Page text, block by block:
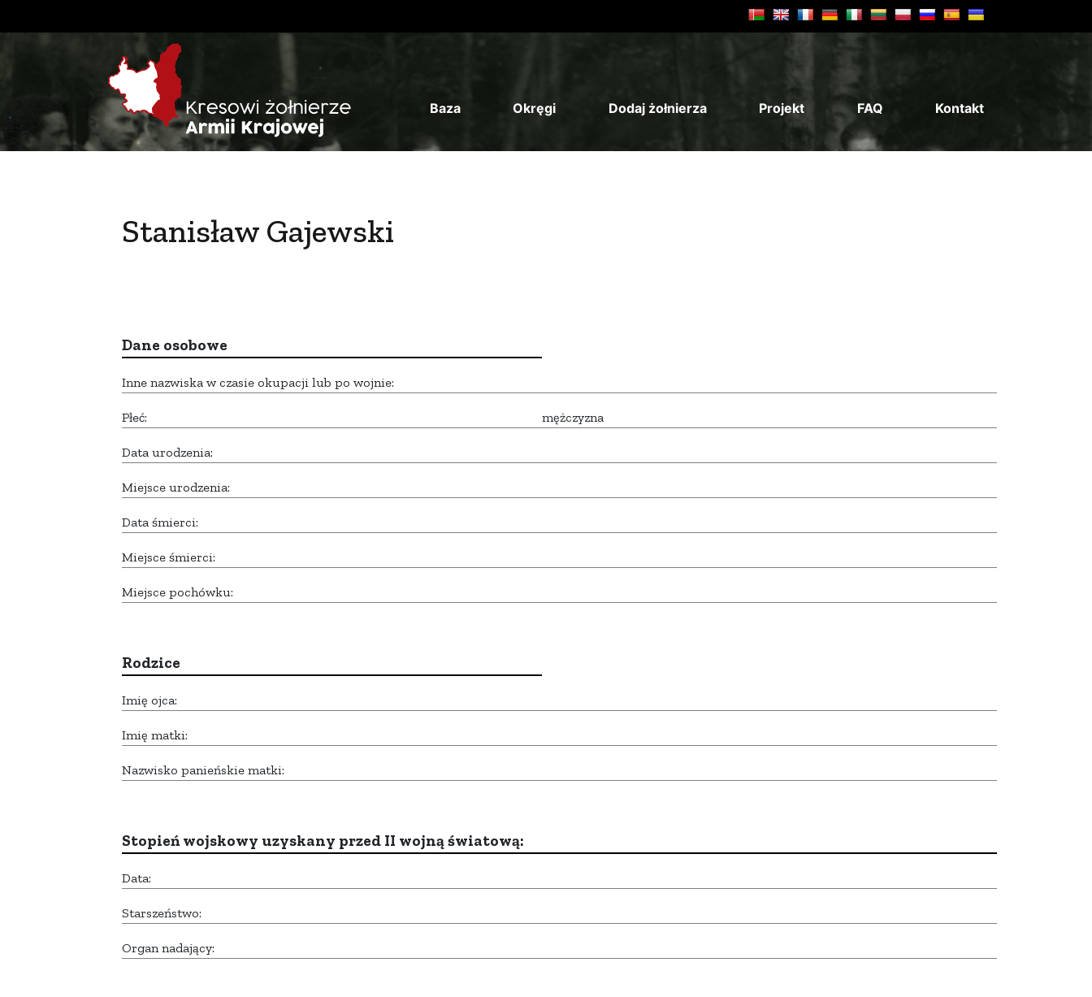
Baza Okręgi Dodaj żołnierza Projekt FAQ Kontakt
Stanisław Gajewski
Dane osobowe
Inne nazwiska w czasie okupacji lub po wojnie:
Płeć: mężczyzna
Data urodzenia:
Miejsce urodzenia:
Data śmierci:
Miejsce śmierci:
Miejsce pochówku:
Rodzice
Imię ojca:
Imię matki:
Nazwisko panieńskie matki:
Stopień wojskowy uzyskany przed II wojną światową:
Data:
Starszeństwo:
Organ nadający: